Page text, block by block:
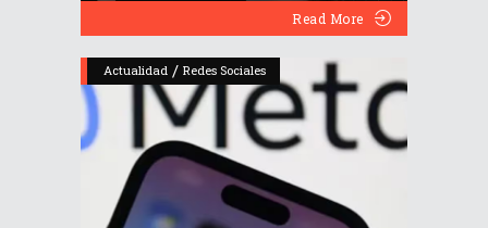
Read More
Actualidad / Redes Sociales